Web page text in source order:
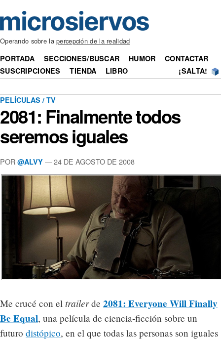
Operando sobre lapercepción de la realidad
PORTADA SECCIONES/BUSCAR HUMOR
CONTACTAR
SUSCRIPCIONES
TIENDA LIBRO ¡SALTA!
PELÍCULAS / TV
2081: Finalmente todos
seremos iguales
POR @ALVY — 24 DE AGOSTO DE 2008
Me crucé con el trailerde 2081: Everyone Will Finally
Be Equal, una película de ciencia-ficción sobre un
futuro distópico, en el que todas las personas son iguales